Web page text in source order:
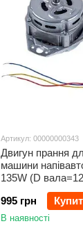
Артикул: 00000000343
Двигун прання
машини
135W (D
995 грн
В наявності